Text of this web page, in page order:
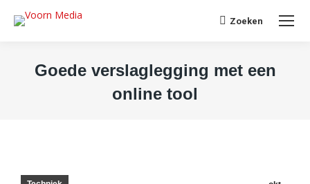
Search:
Zoeken
Goede verslaglegging met een
online tool